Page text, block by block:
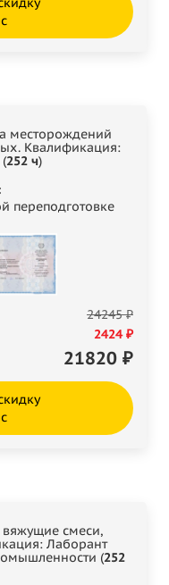
месторождений
Квалификация:
252 ч)
переподготовке
24245 ₽
2424 ₽
21820 ₽
вяжущие смеси,
Лаборант
(252